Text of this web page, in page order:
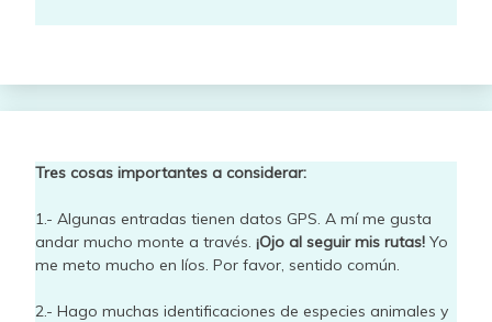
Tres cosas importantes a considerar:
1.- Algunas entradas tienen datos GPS. A mí me gusta
andar mucho monte a través. ¡Ojo al seguir mis rutas! Yo
me meto mucho en líos. Por favor, sentido común.
2.- Hago muchas identificaciones de especies animales y